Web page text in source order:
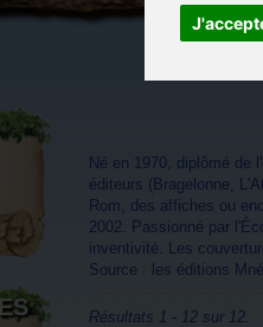
Né en 1970, diplômé de
éditeurs (Bragelonne,
Rom, des affiches ou
2002. Passionné par
inventivité. Les
Source : les éditions
Résultats 1 - 12 sur 12.